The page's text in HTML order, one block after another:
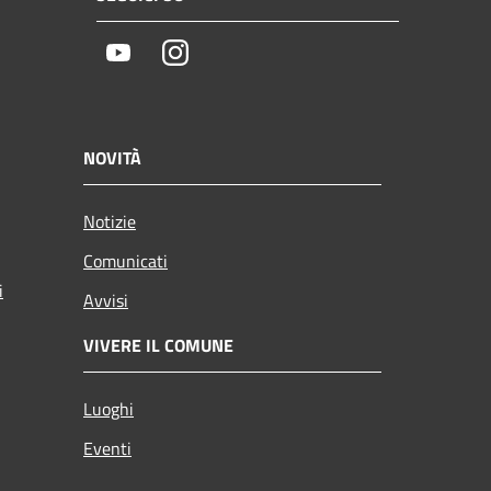
YoutubeInstagram
NOVITÀ
Notizie
Comunicati
Avvisi
VIVERE IL COMUNE
Luoghi
Eventi